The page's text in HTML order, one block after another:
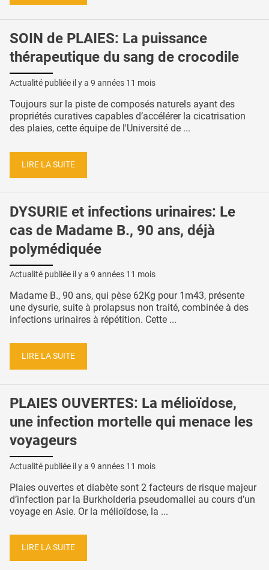
SOIN de PLAIES: La puissance
thérapeutique du sang de crocodile
Actualité publiée il y a 9 années 11 mois
Toujours sur la piste de composés naturels ayant des
propriétés curatives capables d’accélérer la cicatrisation
des plaies, cette équipe de l'Université de ...
LIRE LA SUITE
DYSURIE et infections urinaires: Le
cas de Madame B., 90 ans, déjà
polymédiquée
Actualité publiée il y a 9 années 11 mois
Madame B., 90 ans, qui pèse 62Kg pour 1m43, présente
une dysurie, suite à prolapsus non traité, combinée à des
infections urinaires à répétition. Cette ...
LIRE LA SUITE
PLAIES OUVERTES: La mélioïdose,
une infection mortelle qui menace les
voyageurs
Actualité publiée il y a 9 années 11 mois
Plaies ouvertes et diabète sont 2 facteurs de risque majeur
d’infection par la Burkholderia pseudomallei au cours d’un
voyage en Asie. Or la mélioïdose, la ...
LIRE LA SUITE